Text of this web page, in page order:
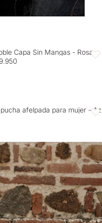
Capa Sin Mangas - Rosa
afelpada para mujer -